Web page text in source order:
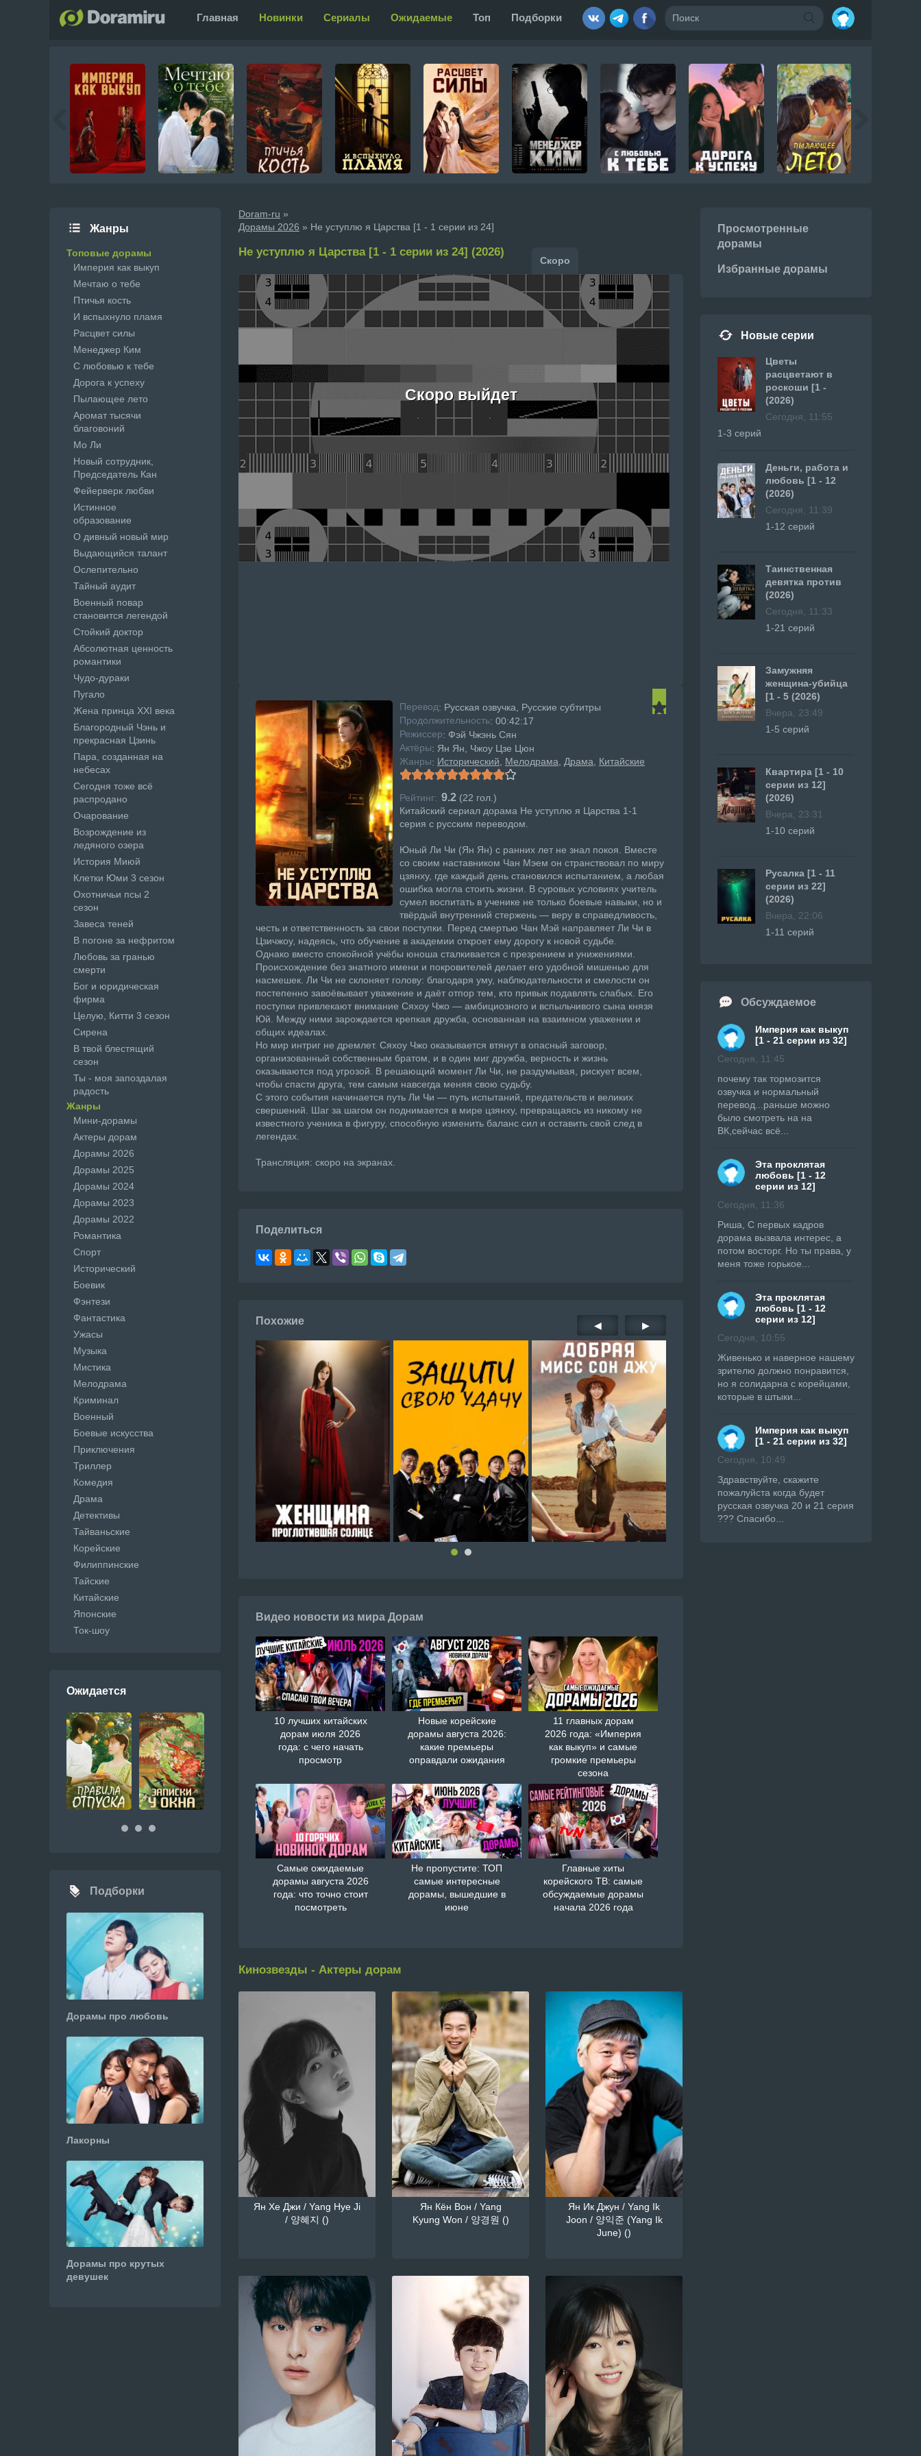
Главная Новинки Сериалы Ожидаемые Топ Подборки
Doram-ru »
Дорамы 2026 » Не уступлю я Царства [1 - 1 серии из 24]
Не уступлю я Царства [1 - 1 серии из 24] (2026)
Скоро
Скоро выйдет
Перевод: Русская озвучка, Русские субтитры
Продолжительность: 00:42:17
Режисcер: Фэй Чжэнь Сян
Актёры: Ян Ян, Чжоу Цзе Цюн
Жанры: Исторический Мелодрама Драма Китайские
Рейтинг: 9.2 (22 гол.)
Китайский сериал дорама Не уступлю я Царства 1-1
серия с русским переводом.
Юный Ли Чи (Ян Ян) с ранних лет не знал покоя. Вместе
со своим наставником Чан Мэем он странствовал по миру
цзянху, где каждый день становился испытанием, а любая
ошибка могла стоить жизни. В суровых условиях учитель
сумел воспитать в ученике не только боевые навыки, но и
твёрдый внутренний стержень — веру в справедливость,
честь и ответственность за свои поступки. Перед смертью Чан Мэй направляет Ли Чи в
Цзичжоу, надеясь, что обучение в академии откроет ему дорогу к новой судьбе.
Однако вместо спокойной учёбы юноша сталкивается с презрением и унижениями.
Происхождение без знатного имени и покровителей делает его удобной мишенью для
насмешек. Ли Чи не склоняет голову: благодаря уму, наблюдательности и смелости он
постепенно завоёвывает уважение и даёт отпор тем, кто привык подавлять слабых. Его
поступки привлекают внимание Сяхоу Чжо — амбициозного и вспыльчивого сына князя
Юй. Между ними зарождается крепкая дружба, основанная на взаимном уважении и
общих идеалах.
Но мир интриг не дремлет. Сяхоу Чжо оказывается втянут в опасный заговор,
организованный собственным братом, и в один миг дружба, верность и жизнь
оказываются под угрозой. В решающий момент Ли Чи, не раздумывая, рискует всем,
чтобы спасти друга, тем самым навсегда меняя свою судьбу.
С этого события начинается путь Ли Чи — путь испытаний, предательств и великих
свершений. Шаг за шагом он поднимается в мире цзянху, превращаясь из никому не
известного ученика в фигуру, способную изменить баланс сил и оставить свой след в
легендах.
Трансляция: скоро на экранах.
Поделиться
Похожие ◀ ▶
Видео новости из мира Дорам
10 лучших китайских
дорам июля 2026
года: с чего начать
просмотр
Новые корейские
дорамы августа 2026:
какие премьеры
оправдали ожидания
11 главных дорам
2026 года: «Империя
как выкуп» и самые
громкие премьеры
сезона
Самые ожидаемые
дорамы августа 2026
года: что точно стоит
посмотреть
Не пропустите: ТОП
самые интересные
дорамы, вышедшие в
июне
Главные хиты
корейского ТВ: самые
обсуждаемые дорамы
начала 2026 года
Кинозвезды - Актеры дорам
Ян Хе Джи / Yang Hye Ji
/ 양혜지 ()
Ян Кён Вон / Yang
Kyung Won / 양경원 ()
Ян Ик Джун / Yang Ik
Joon / 양익준 (Yang Ik
June) ()
Жанры
Топовые дорамы
Империя как выкуп
Мечтаю о тебе
Птичья кость
И вспыхнуло пламя
Расцвет силы
Менеджер Ким
С любовью к тебе
Дорога к успеху
Пылающее лето
Аромат тысячи
благовоний
Мо Ли
Новый сотрудник,
Председатель Кан
Фейерверк любви
Истинное
образование
О дивный новый мир
Выдающийся талант
Ослепительно
Тайный аудит
Военный повар
становится легендой
Стойкий доктор
Абсолютная ценность
романтики
Чудо-дураки
Пугало
Жена принца XXI века
Благородный Чэнь и
прекрасная Цзинь
Пара, созданная на
небесах
Сегодня тоже всё
распродано
Очарование
Возрождение из
ледяного озера
История Миюй
Клетки Юми 3 сезон
Охотничьи псы 2
сезон
Завеса теней
В погоне за нефритом
Любовь за гранью
смерти
Бог и юридическая
фирма
Целую, Китти 3 сезон
Сирена
В твой блестящий
сезон
Ты - моя запоздалая
радость
Жанры
Мини-дорамы
Актеры дорам
Дорамы 2026
Дорамы 2025
Дорамы 2024
Дорамы 2023
Дорамы 2022
Романтика
Спорт
Исторический
Боевик
Фэнтези
Фантастика
Ужасы
Музыка
Мистика
Мелодрама
Криминал
Военный
Боевые искусства
Приключения
Триллер
Комедия
Драма
Детективы
Тайваньские
Корейские
Филиппинские
Тайские
Китайские
Японские
Ток-шоу
Ожидается
Подборки
Дорамы про любовь
Лакорны
Дорамы про крутых
девушек
Просмотренные
дорамы
Избранные дорамы
Новые серии
Цветы
расцветают в
роскоши [1 -
(2026)
Сегодня, 11:55
1-3 серий
Деньги, работа и
любовь [1 - 12
(2026)
Сегодня, 11:39
1-12 серий
Таинственная
девятка против
(2026)
Сегодня, 11:33
1-21 серий
Замужняя
женщина-убийца
[1 - 5 (2026)
Вчера, 23:49
1-5 серий
Квартира [1 - 10
серии из 12]
(2026)
Вчера, 23:31
1-10 серий
Русалка [1 - 11
серии из 22]
(2026)
Вчера, 22:06
1-11 серий
Обсуждаемое
Империя как выкуп
[1 - 21 серии из 32]
Сегодня, 11:45
почему так тормозится
озвучка и нормальный
перевод...раньше можно
было смотреть на на
ВК,сейчас всё...
Эта проклятая
любовь [1 - 12
серии из 12]
Сегодня, 11:36
Риша, С первых кадров
дорама вызвала интерес, а
потом восторг. Но ты права, у
меня тоже горькое...
Эта проклятая
любовь [1 - 12
серии из 12]
Сегодня, 10:55
Живенько и наверное нашему
зрителю должно понравится,
но я солидарна с корейцами,
которые в штыки...
Империя как выкуп
[1 - 21 серии из 32]
Сегодня, 10:49
Здравствуйте, скажите
пожалуйста когда будет
русская озвучка 20 и 21 серия
??? Спасибо...